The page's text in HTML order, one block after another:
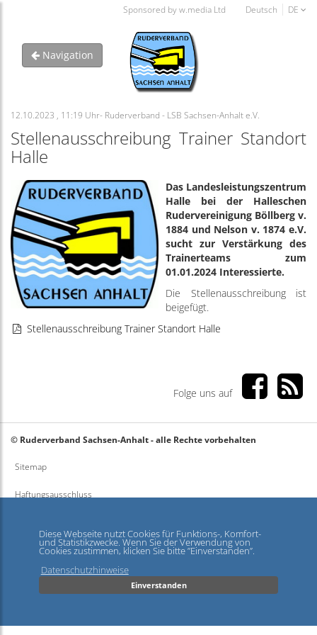
Diese Webseite nutzt Cookies für Funktions-, Komfort-
und Statistikzwecke. Wenn Sie der Verwendung von
Cookies zustimmen, klicken Sie bitte ”Einverstanden”.
Datenschutzhinweise
Einverstanden
Sponsored by w.media Ltd Deutsch DE
Navigation
12.10.2023 , 11:19 Uhr- Ruderverband - LSB Sachsen-Anhalt e.V.
Stellenausschreibung Trainer Standort
Halle
Das Landesleistungszentrum
Halle bei der Halleschen
Rudervereinigung Böllberg v.
1884 und Nelson v. 1874 e.V.
sucht zur Verstärkung des
Trainerteams zum
01.01.2024 Interessierte.
Die Stellenausschreibung ist
beigefügt.
Stellenausschreibung Trainer Standort Halle
Folge uns auf
© Ruderverband Sachsen-Anhalt - alle Rechte vorbehalten
Sitemap
Haftungsausschluss
Impressum